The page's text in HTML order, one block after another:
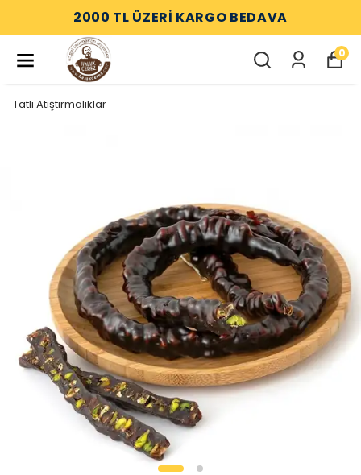
2000 TL ÜZERİ KARGO BEDAVA
0
Tatlı Atıştırmalıklar